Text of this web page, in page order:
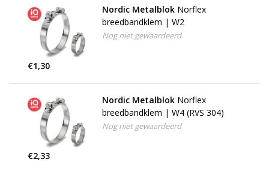
Nordic Metalblok Norflex
breedbandklem | W2
Nog niet gewaardeerd
€1,30
Nordic Metalblok Norflex
breedbandklem | W4 (RVS 304)
Nog niet gewaardeerd
€2,33